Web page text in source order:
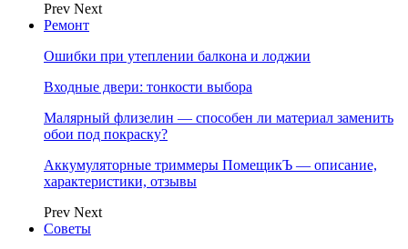
Prev Next
Ремонт
Ошибки при утеплении балкона и лоджии
Входные двери: тонкости выбора
Малярный флизелин — способен ли материал заменить
обои под покраску?
Аккумуляторные триммеры ПомещикЪ — описание,
характеристики, отзывы
Prev Next
Советы